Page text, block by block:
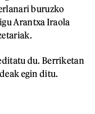
buruzko
Arantxa Iraola
du. Berriketan
egin ditu.